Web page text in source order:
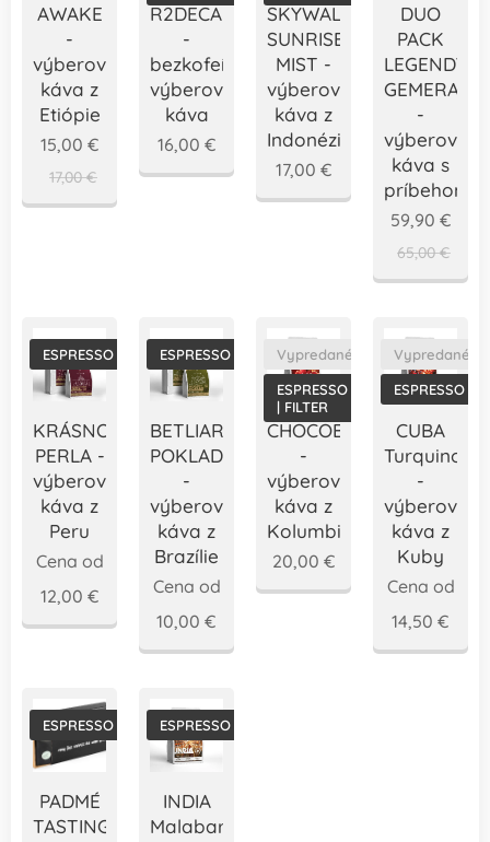
AWAKE
-
výberová
káva z
Etiópie
15,00 €
17,00€
R2DECAF
-
bezkofeínová
výberová
káva
16,00 €
SKYWALKER
SUNRISE
MIST -
výberová
káva z
Indonézie
17,00 €
DUO
PACK
LEGENDY
GEMERA
-
výberová
káva s
príbehom
59,90 €
65,00€
KRÁSNOHORSKÁ
PERLA -
výberová
káva z
Peru
ESPRESSO
Cena od
12,00 €
BETLIARSKY
POKLAD
-
výberová
káva z
Brazílie
ESPRESSO
Cena od
10,00 €
CHOCOBERRY
-
výberová
káva z
Kolumbie
Vypredané
ESPRESSO
| FILTER
20,00 €
CUBA
Turquino
-
výberová
káva z
Kuby
Vypredané
ESPRESSO
Cena od
14,50 €
PADMÉ
TASTING
ESPRESSO
INDIA
Malabar
ESPRESSO